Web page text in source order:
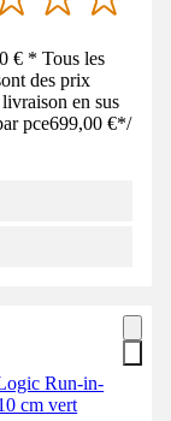
€ * Tous les
des prix
en sus
pce699,00 €*/
Run-in-
cm vert